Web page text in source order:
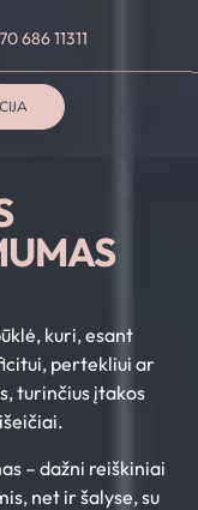
686 11311
kuri, esant
pertekliui ar
turinčius įtakos
– dažni reiškiniai
net ir šalyse, su